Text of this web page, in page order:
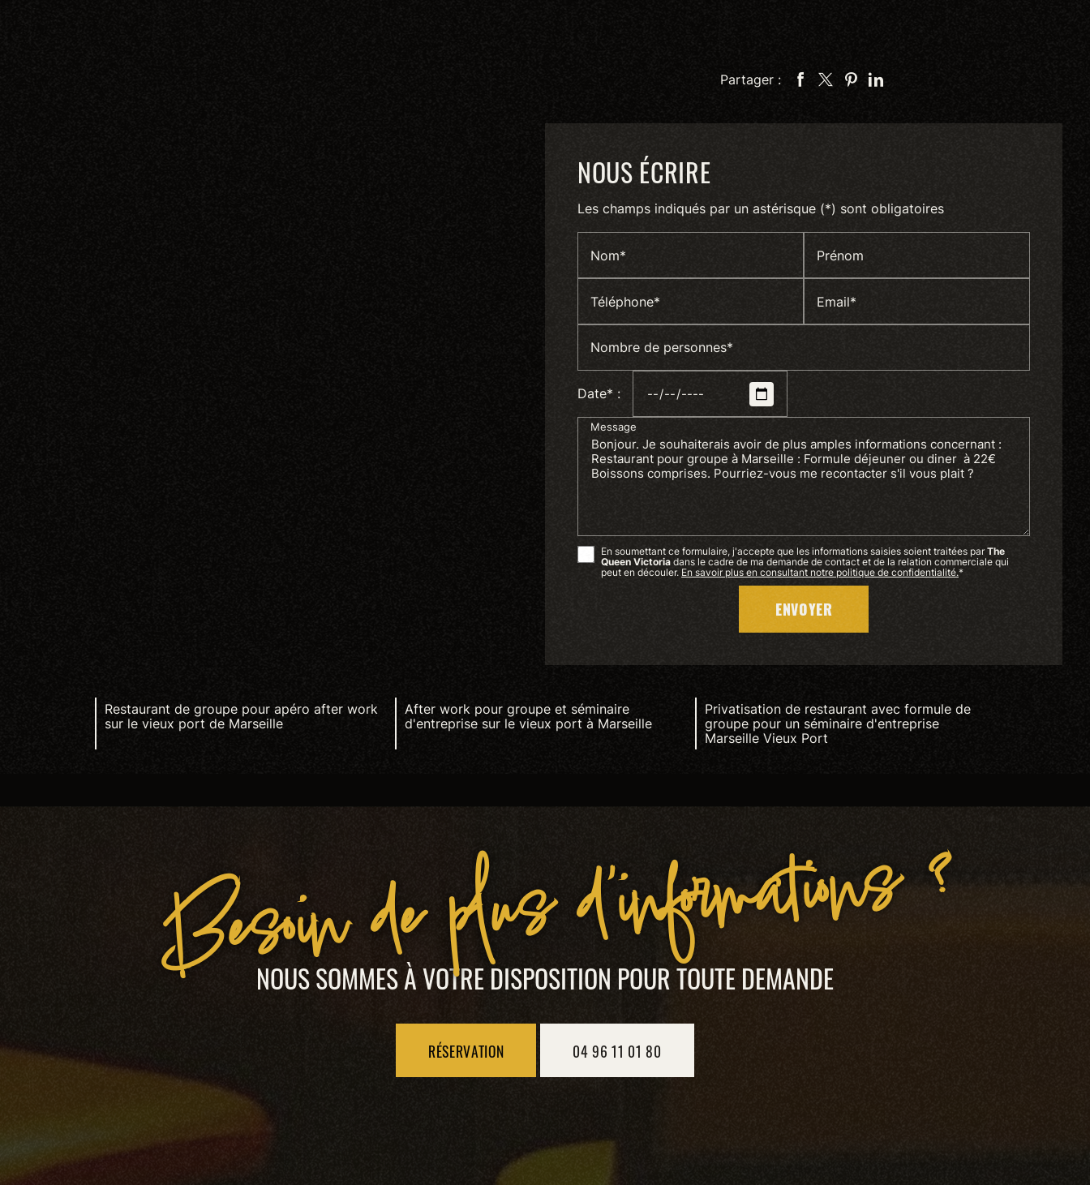
Partager :
NOUS ÉCRIRE
Les champs indiqués par un astérisque (*) sont obligatoires
Nom* Prénom
Téléphone* Email*
Nombre de personnes*
Date* :
Message
En soumettant ce formulaire, j'accepte que les informations saisies soient traitées parThe
Queen Victoriadans le cadre de ma demande de contact et de la relation commerciale qui
peut en découler. En savoir plus en consultant notre politique de confidentialité.*
Restaurant de groupe pour apéro after work
sur le vieux port de Marseille
After work pour groupe et séminaire
d'entreprise sur le vieux port à Marseille
Privatisation de restaurant avec formule de
groupe pour un séminaire d'entreprise
Marseille Vieux Port
Besoin de plus d'informations ?
NOUS SOMMES À VOTRE DISPOSITION POUR TOUTE DEMANDE
RÉSERVATION 04 96 11 01 80